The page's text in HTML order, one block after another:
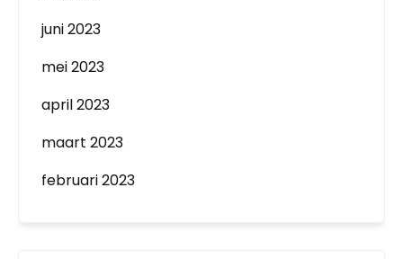
juni 2023
mei 2023
april 2023
maart 2023
februari 2023